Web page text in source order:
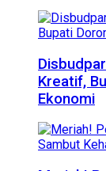
Kreatif,
Ekonomi